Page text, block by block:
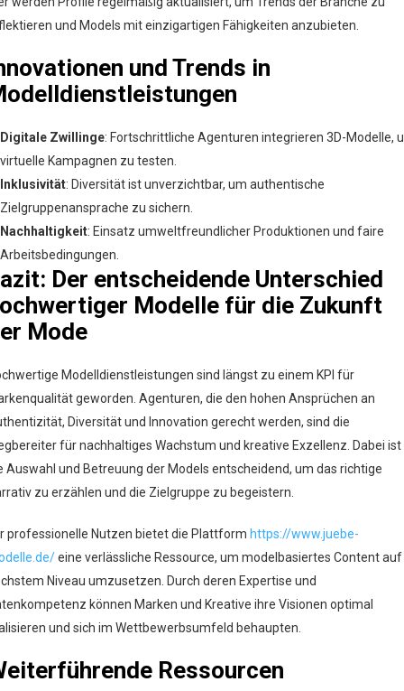
und Models mit einzigartigen Fähigkeiten anzubieten.
und Trends in
Digitale Zwillinge: Fortschrittliche Agenturen integrieren 3D-Modelle,
virtuelle Kampagnen zu testen.
Inklusivität: Diversität ist unverzichtbar, um authentische
Zielgruppenansprache zu sichern.
Nachhaltigkeit: Einsatz umweltfreundlicher Produktionen und faire
Arbeitsbedingungen.
Der entscheidende Unterschied
Modelle für die Zukunft
Mode
Modelldienstleistungen sind längst zu einem KPI für
geworden. Agenturen, die den hohen Ansprüchen an
Diversität und Innovation gerecht werden, sind die
für nachhaltiges Wachstum und kreative Exzellenz. Dabei ist
Auswahl und Betreuung der Models entscheidend, um das richtige
zu erzählen und die Zielgruppe zu begeistern.
professionelle Nutzen bietet die Plattform https://www.juebe-
eine verlässliche Ressource, um modelbasiertes Content auf
Niveau umzusetzen. Durch deren Expertise und
können Marken und Kreative ihre Visionen optimal
und sich im Wettbewerbsumfeld behaupten.
Ressourcen